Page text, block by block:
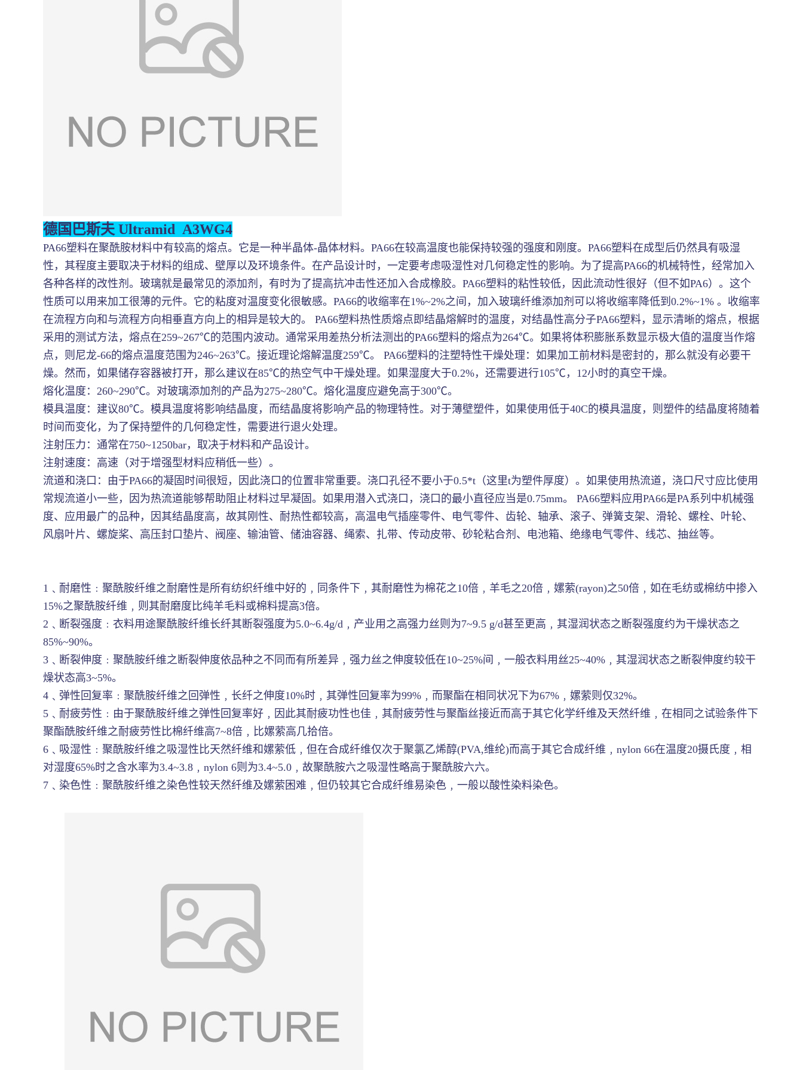
德国巴斯夫 Ultramid A3WG4
PA66塑料在聚酰胺材料中有较高的熔点。它是一种半晶体-晶体材料。PA66在较高温度也能保持较强的强度和刚度。PA66塑料在成型后仍然具有吸湿
性，其程度主要取决于材料的组成、壁厚以及环境条件。在产品设计时，一定要考虑吸湿性对几何稳定性的影响。为了提高PA66的机械特性，经常加入
各种各样的改性剂。玻璃就是最常见的添加剂，有时为了提高抗冲击性还加入合成橡胶。PA66塑料的粘性较低，因此流动性很好（但不如PA6）。这个
性质可以用来加工很薄的元件。它的粘度对温度变化很敏感。PA66的收缩率在1%~2%之间，加入玻璃纤维添加剂可以将收缩率降低到0.2%~1% 。收缩率
在流程方向和与流程方向相垂直方向上的相异是较大的。 PA66塑料热性质熔点即结晶熔解时的温度，对结晶性高分子PA66塑料，显示清晰的熔点，根据
采用的测试方法，熔点在259~267℃的范围内波动。通常采用差热分析法测出的PA66塑料的熔点为264℃。如果将体积膨胀系数显示极大值的温度当作熔
点，则尼龙-66的熔点温度范围为246~263℃。接近理论熔解温度259℃。 PA66塑料的注塑特性干燥处理：如果加工前材料是密封的，那么就没有必要干
燥。然而，如果储存容器被打开，那么建议在85℃的热空气中干燥处理。如果湿度大于0.2%，还需要进行105℃，12小时的真空干燥。
熔化温度：260~290℃。对玻璃添加剂的产品为275~280℃。熔化温度应避免高于300℃。
模具温度：建议80℃。模具温度将影响结晶度，而结晶度将影响产品的物理特性。对于薄壁塑件，如果使用低于40C的模具温度，则塑件的结晶度将随着
时间而变化，为了保持塑件的几何稳定性，需要进行退火处理。
注射压力：通常在750~1250bar，取决于材料和产品设计。
注射速度：高速（对于增强型材料应稍低一些）。
流道和浇口：由于PA66的凝固时间很短，因此浇口的位置非常重要。浇口孔径不要小于0.5*t（这里t为塑件厚度）。如果使用热流道，浇口尺寸应比使用
常规流道小一些，因为热流道能够帮助阻止材料过早凝固。如果用潜入式浇口，浇口的最小直径应当是0.75mm。 PA66塑料应用PA66是PA系列中机械强
度、应用最广的品种，因其结晶度高，故其刚性、耐热性都较高，高温电气插座零件、电气零件、齿轮、轴承、滚子、弹簧支架、滑轮、螺栓、叶轮、
风扇叶片、螺旋桨、高压封口垫片、阀座、输油管、储油容器、绳索、扎带、传动皮带、砂轮粘合剂、电池箱、绝缘电气零件、线芯、抽丝等。
1﹑耐磨性﹕聚酰胺纤维之耐磨性是所有纺织纤维中好的﹐同条件下﹐其耐磨性为棉花之10倍﹐羊毛之20倍﹐嫘萦(rayon)之50倍﹐如在毛纺或棉纺中掺入
15%之聚酰胺纤维﹐则其耐磨度比纯羊毛料或棉料提高3倍。
2﹑断裂强度﹕衣料用途聚酰胺纤维长纤其断裂强度为5.0~6.4g/d﹐产业用之高强力丝则为7~9.5 g/d甚至更高﹐其湿润状态之断裂强度约为干燥状态之
85%~90%。
3﹑断裂伸度﹕聚酰胺纤维之断裂伸度依品种之不同而有所差异﹐强力丝之伸度较低在10~25%间﹐一般衣料用丝25~40%﹐其湿润状态之断裂伸度约较干
燥状态高3~5%。
4﹑弹性回复率﹕聚酰胺纤维之回弹性﹐长纤之伸度10%时﹐其弹性回复率为99%﹐而聚酯在相同状况下为67%﹐嫘萦则仅32%。
5﹑耐疲劳性﹕由于聚酰胺纤维之弹性回复率好﹐因此其耐疲功性也佳﹐其耐疲劳性与聚酯丝接近而高于其它化学纤维及天然纤维﹐在相同之试验条件下
聚酯酰胺纤维之耐疲劳性比棉纤维高7~8倍﹐比嫘萦高几拾倍。
6﹑吸湿性﹕聚酰胺纤维之吸湿性比天然纤维和嫘萦低﹐但在合成纤维仅次于聚氯乙烯醇(PVA,维纶)而高于其它合成纤维﹐nylon 66在温度20摄氏度﹐相
对湿度65%时之含水率为3.4~3.8﹐nylon 6则为3.4~5.0﹐故聚酰胺六之吸湿性略高于聚酰胺六六。
7﹑染色性﹕聚酰胺纤维之染色性较天然纤维及嫘萦困难﹐但仍较其它合成纤维易染色﹐一般以酸性染料染色。